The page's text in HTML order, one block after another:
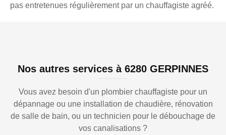
pas entretenues régulièrement par un chauffagiste agréé.
Nos autres services à 6280 GERPINNES
Vous avez besoin d'un plombier chauffagiste pour un
dépannage ou une installation de chaudière, rénovation
de salle de bain, ou un technicien pour le débouchage de
vos canalisations ?